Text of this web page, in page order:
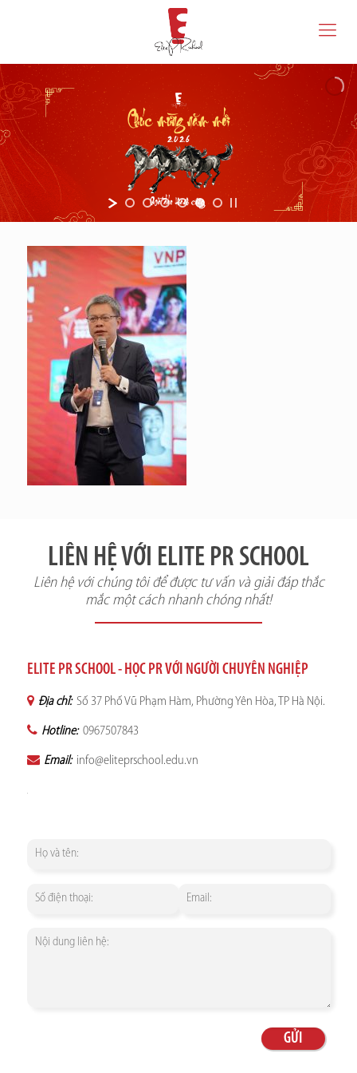
LIÊN HỆ VỚI ELITE PR SCHOOL
Liên hệ với chúng tôi để được tư vấn và giải đáp thắc
mắc một cách nhanh chóng nhất!
ELITE PR SCHOOL - HỌC PR VỚI NGƯỜI CHUYÊN NGHIỆP
Địa chỉ: Số 37 Phố Vũ Phạm Hàm, Phường Yên Hòa, TP Hà Nội.
Hotline: 0967507843
Email: info@eliteprschool.edu.vn